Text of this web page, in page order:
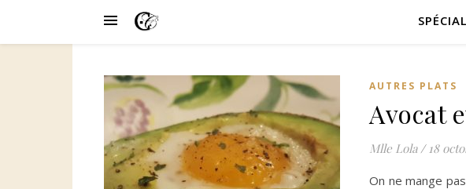
AUTRES PLATS
Avocat
Mlle Lola / 18
On ne mange